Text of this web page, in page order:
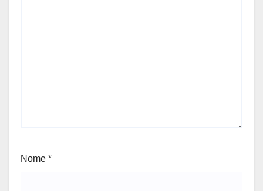
Nome *